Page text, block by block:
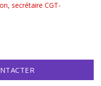
secrétaire CGT-